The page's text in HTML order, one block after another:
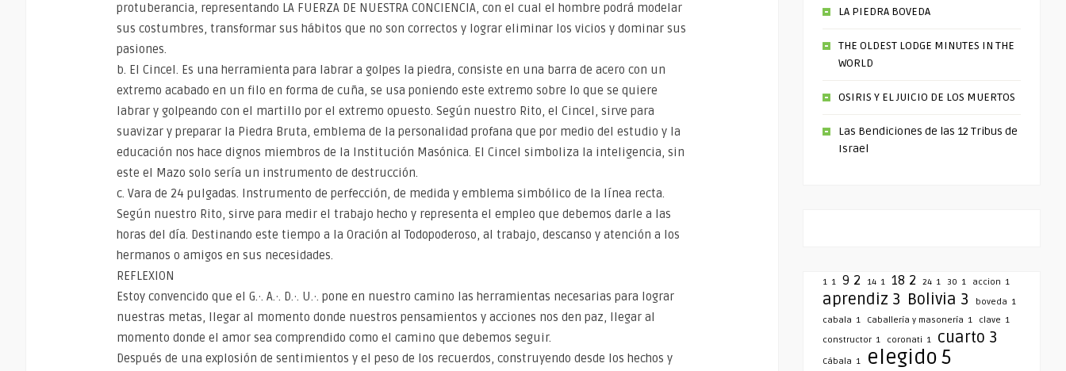
protuberancia, representando LA FUERZA DE NUESTRA CONCIENCIA, con el cual el hombre podrá modelar
sus costumbres, transformar sus hábitos que no son correctos y lograr eliminar los vicios y dominar sus
pasiones.
b. El Cincel. Es una herramienta para labrar a golpes la piedra, consiste en una barra de acero con un
extremo acabado en un filo en forma de cuña, se usa poniendo este extremo sobre lo que se quiere
labrar y golpeando con el martillo por el extremo opuesto. Según nuestro Rito, el Cincel, sirve para
suavizar y preparar la Piedra Bruta, emblema de la personalidad profana que por medio del estudio y la
educación nos hace dignos miembros de la Institución Masónica. El Cincel simboliza la inteligencia, sin
este el Mazo solo sería un instrumento de destrucción.
c. Vara de 24 pulgadas. Instrumento de perfección, de medida y emblema simbólico de la línea recta.
Según nuestro Rito, sirve para medir el trabajo hecho y representa el empleo que debemos darle a las
horas del día. Destinando este tiempo a la Oración al Todopoderoso, al trabajo, descanso y atención a los
hermanos o amigos en sus necesidades.
REFLEXION
Estoy convencido que el G.·. A.·. D.·. U.·. pone en nuestro camino las herramientas necesarias para lograr
nuestras metas, llegar al momento donde nuestros pensamientos y acciones nos den paz, llegar al
momento donde el amor sea comprendido como el camino que debemos seguir.
Después de una explosión de sentimientos y el peso de los recuerdos, construyendo desde los hechos y
LA PIEDRA BOVEDA
THE OLDEST LODGE MINUTES IN THE
WORLD
OSIRIS Y EL JUICIO DE LOS MUERTOS
Las Bendiciones de las 12 Tribus de
Israel
1 1 9 2 14 1 18 2 24 1 30 1 accion 1
aprendiz 3 Bolivia 3 boveda 1
cabala 1 Caballería y masonería 1 clave 1
constructor 1 coronati 1 cuarto 3
Cábala 1 elegido5